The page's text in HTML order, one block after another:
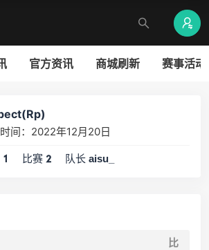
官方资讯 商城刷新 赛事活动
间：2022年12月20日
1 比赛 2 队长 aisu_
比